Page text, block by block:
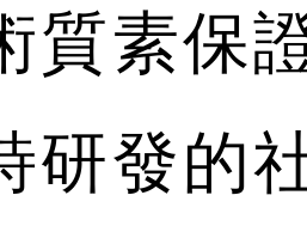
質素保
研發的